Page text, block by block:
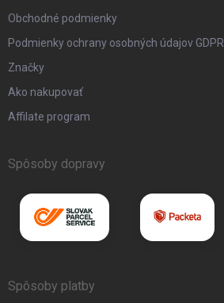
Obchodné podmienky
Podmienky ochrany osobných údajov GDPR
Značky
Ako nakupovať
Affilate program
Spôsoby dopravy
Spôsoby platby